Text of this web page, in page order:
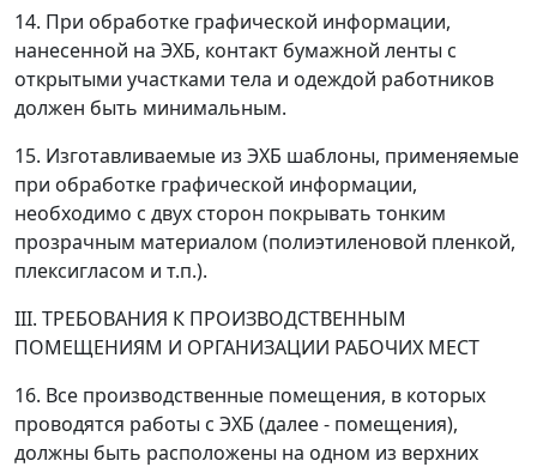
14. При обработке графической информации,
нанесенной на ЭХБ, контакт бумажной ленты с
открытыми участками тела и одеждой работников
должен быть минимальным.
15. Изготавливаемые из ЭХБ шаблоны, применяемые
при обработке графической информации,
необходимо с двух сторон покрывать тонким
прозрачным материалом (полиэтиленовой пленкой,
плексигласом и т.п.).
III. ТРЕБОВАНИЯ К ПРОИЗВОДСТВЕННЫМ
ПОМЕЩЕНИЯМ И ОРГАНИЗАЦИИ РАБОЧИХ МЕСТ
16. Все производственные помещения, в которых
проводятся работы с ЭХБ (далее - помещения),
должны быть расположены на одном из верхних